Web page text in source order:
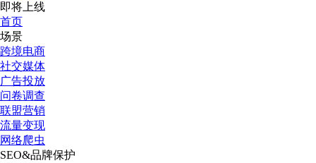
即将上线
首页
场景
跨境电商
社交媒体
广告投放
问卷调查
联盟营销
流量变现
网络爬虫
SEO&品牌保护